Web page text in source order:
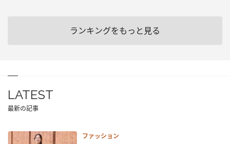
ランキングをもっと見る
LATEST
最新の記事
ファッション